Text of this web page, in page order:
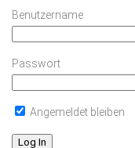
Benutzername
Passwort
Angemeldet bleiben